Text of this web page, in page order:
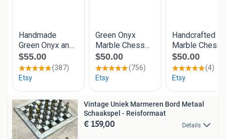
Vintage Uniek Marmeren Bord Metaal
Schaakspel - Reisformaat
€ 159,00 Details